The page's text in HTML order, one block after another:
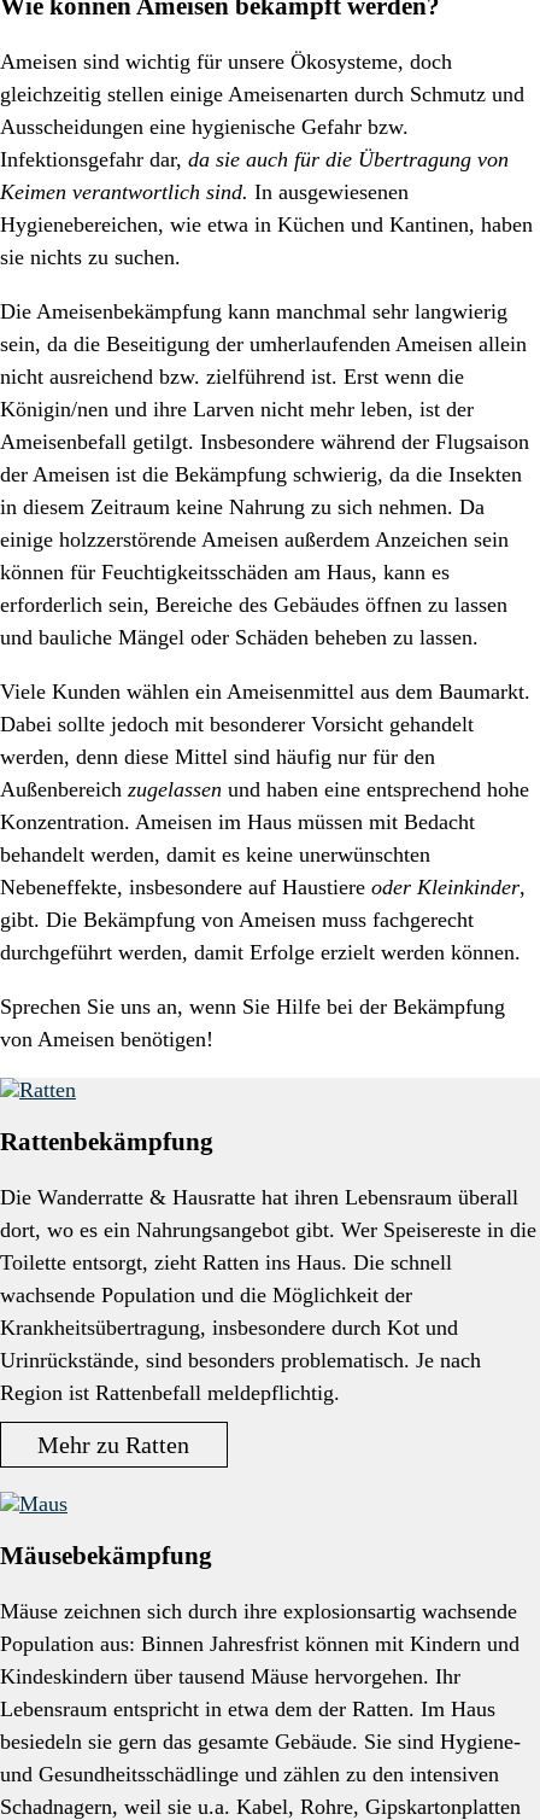
Ameisen sind wichtig für unsere Ökosysteme, doch
gleichzeitig stellen einige Ameisenarten durch Schmutz und
Ausscheidungen eine hygienische Gefahr bzw.
Infektionsgefahr dar, da sie auch für die Übertragung von
Keimen verantwortlich sind. In ausgewiesenen
Hygienebereichen, wie etwa in Küchen und Kantinen, haben
sie nichts zu suchen.
Die Ameisenbekämpfung kann manchmal sehr langwierig
sein, da die Beseitigung der umherlaufenden Ameisen allein
nicht ausreichend bzw. zielführend ist. Erst wenn die
Königin/nen und ihre Larven nicht mehr leben, ist der
Ameisenbefall getilgt. Insbesondere während der Flugsaison
der Ameisen ist die Bekämpfung schwierig, da die Insekten
in diesem Zeitraum keine Nahrung zu sich nehmen. Da
einige holzzerstörende Ameisen außerdem Anzeichen sein
können für Feuchtigkeitsschäden am Haus, kann es
erforderlich sein, Bereiche des Gebäudes öffnen zu lassen
und bauliche Mängel oder Schäden beheben zu lassen.
Viele Kunden wählen ein Ameisenmittel aus dem Baumarkt.
Dabei sollte jedoch mit besonderer Vorsicht gehandelt
werden, denn diese Mittel sind häufig nur für den
Außenbereich zugelassen und haben eine entsprechend hohe
Konzentration. Ameisen im Haus müssen mit Bedacht
behandelt werden, damit es keine unerwünschten
Nebeneffekte, insbesondere auf Haustiere oder Kleinkinder,
gibt. Die Bekämpfung von Ameisen muss fachgerecht
durchgeführt werden, damit Erfolge erzielt werden können.
Sprechen Sie uns an, wenn Sie Hilfe bei der Bekämpfung
von Ameisen benötigen!
Rattenbekämpfung
Die Wanderratte & Hausratte hat ihren Lebensraum überall
dort, wo es ein Nahrungsangebot gibt. Wer Speisereste in die
Toilette entsorgt, zieht Ratten ins Haus. Die schnell
wachsende Population und die Möglichkeit der
Krankheitsübertragung, insbesondere durch Kot und
Urinrückstände, sind besonders problematisch. Je nach
Region ist Rattenbefall meldepflichtig.
Mehr zu Ratten
Mäusebekämpfung
Mäuse zeichnen sich durch ihre explosionsartig wachsende
Population aus: Binnen Jahresfrist können mit Kindern und
Kindeskindern über tausend Mäuse hervorgehen. Ihr
Lebensraum entspricht in etwa dem der Ratten. Im Haus
besiedeln sie gern das gesamte Gebäude. Sie sind Hygiene-
und Gesundheitsschädlinge und zählen zu den intensiven
Schadnagern, weil sie u.a. Kabel, Rohre, Gipskartonplatten